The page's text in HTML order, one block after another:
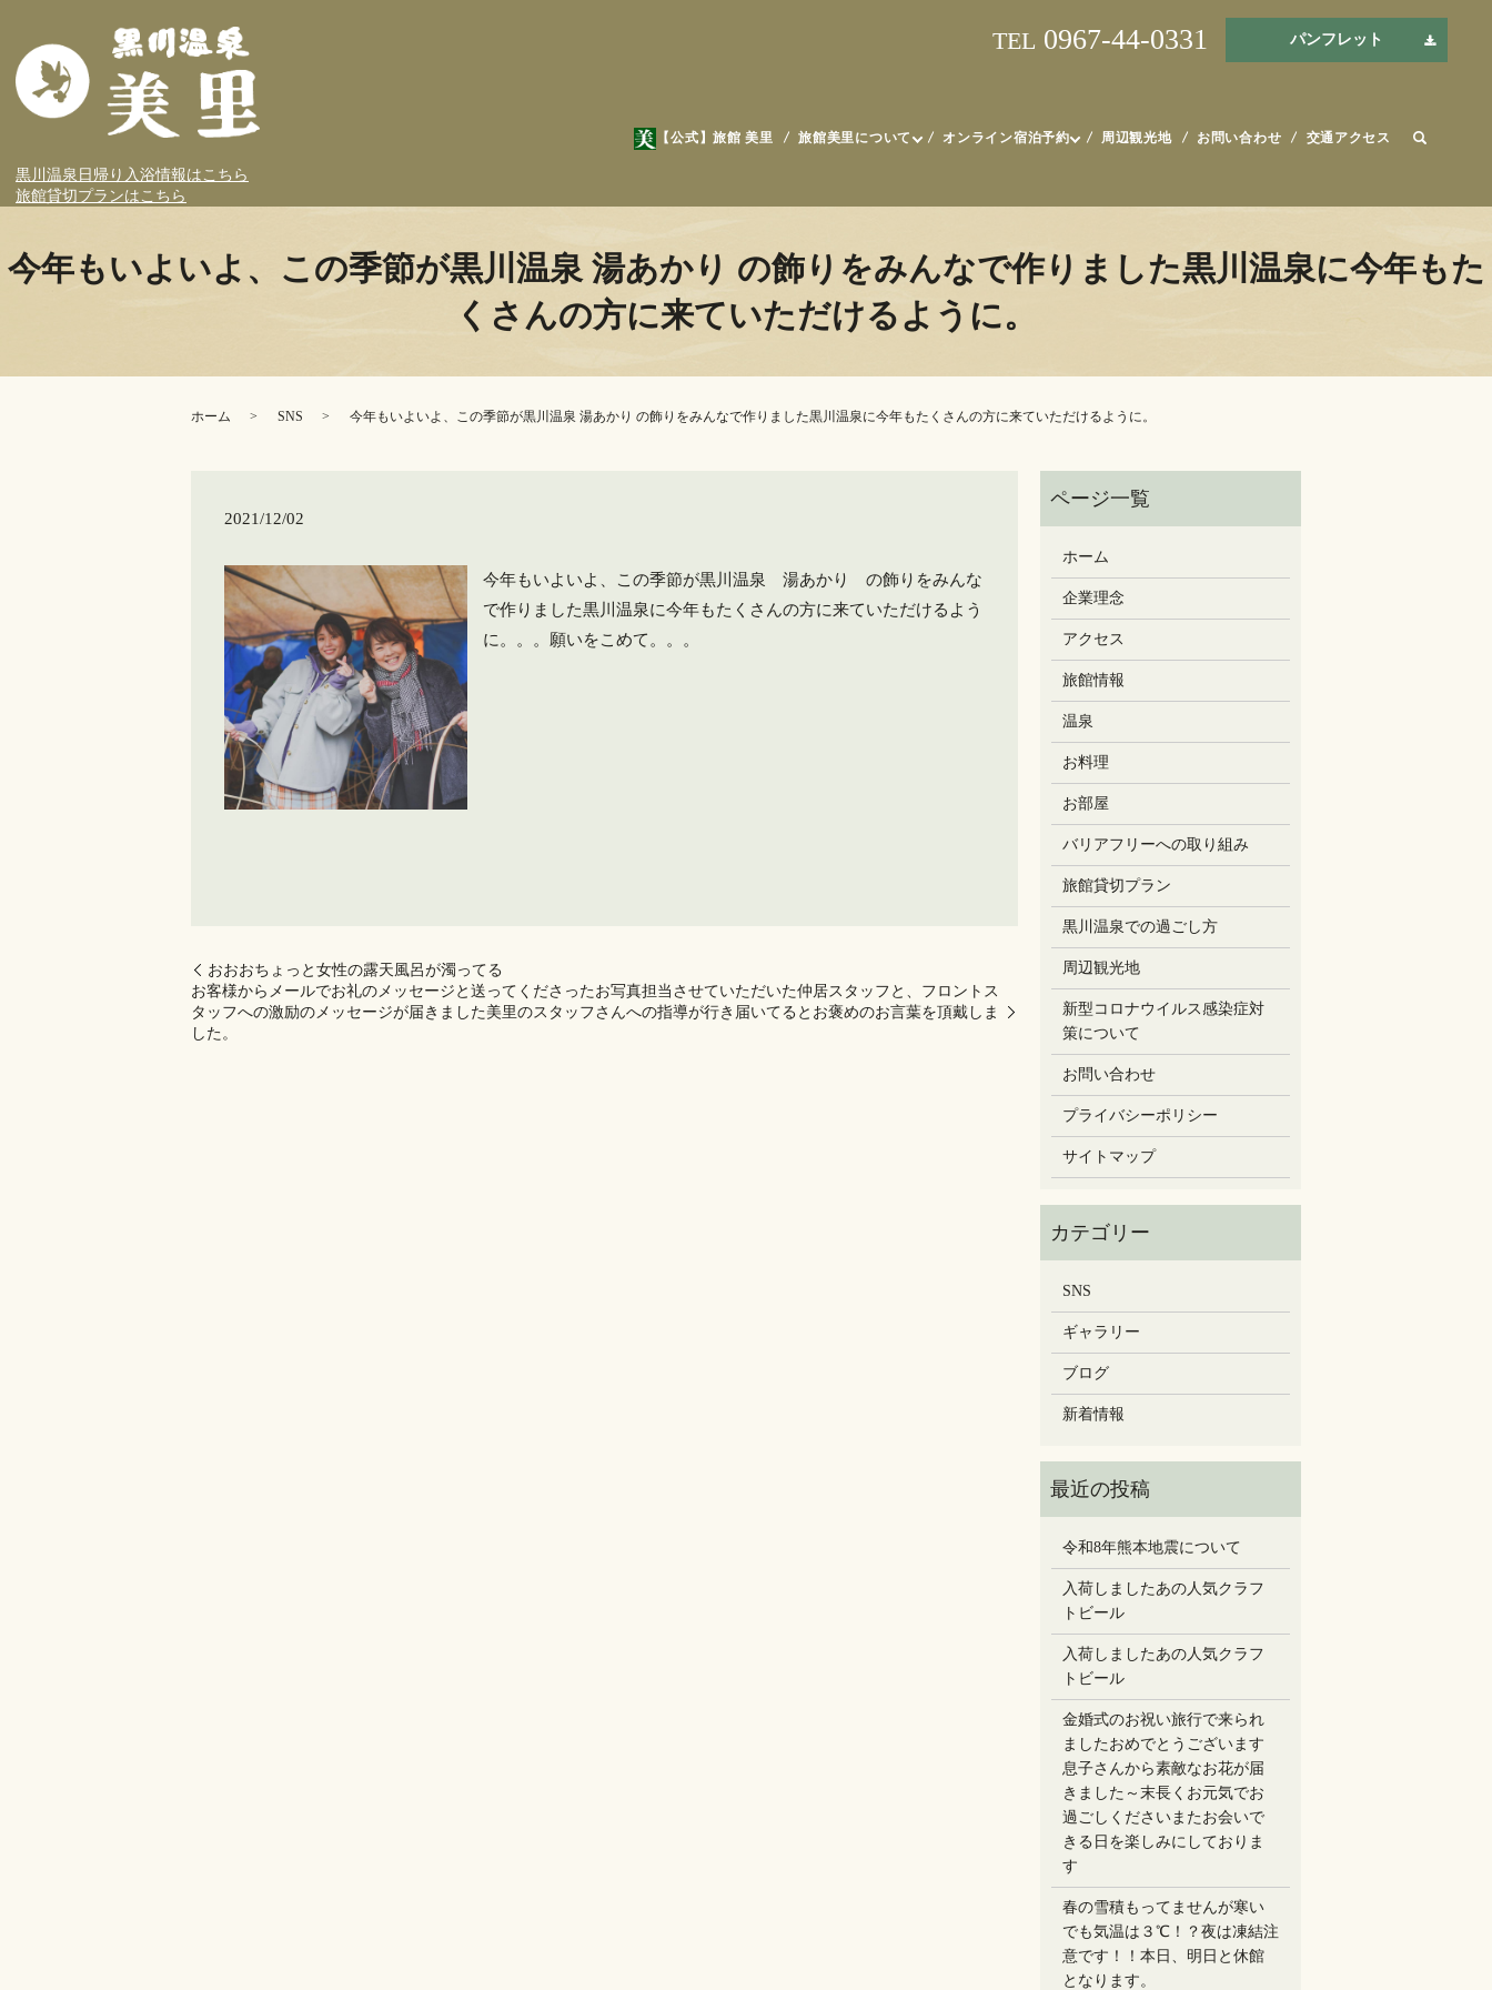
【公式】旅館 美里 旅館美里について オンライン宿泊予約 周辺観光地 お問い合わせ 交通アクセス
TEL 0967-44-0331 パンフレット
黒川温泉日帰り入浴情報はこちら
旅館貸切プランはこちら
今年もいよいよ、この季節が黒川温泉 湯あかり の飾りをみんなで作りました黒川温泉に今年もた
くさんの方に来ていただけるように。
ホーム SNS 今年もいよいよ、この季節が黒川温泉 湯あかり の飾りをみんなで作りました黒川温泉に今年もたくさんの方に来ていただけるように。
2021/12/02
今年もいよいよ、この季節が黒川温泉 湯あかり の飾りをみんな
で作りました黒川温泉に今年もたくさんの方に来ていただけるよう
に。。。願いをこめて。。。
おおお️ちょっと女性の露天風呂が濁ってる️
お客様からメールでお礼のメッセージと送ってくださったお写真️担当させていただいた仲居スタッフと、フロントス
タッフへの激励のメッセージが届きました美里のスタッフさんへの指導が行き届いてるとお褒めのお言葉を頂戴しま
した。
ホーム
企業理念
アクセス
旅館情報
温泉
お料理
お部屋
バリアフリーへの取り組み
旅館貸切プラン
黒川温泉での過ごし方
周辺観光地
新型コロナウイルス感染症対
策について
お問い合わせ
プライバシーポリシー
サイトマップ
SNS
ギャラリー
ブログ
新着情報
令和8年熊本地震について
入荷しましたあの人気クラフ
トビール
入荷しましたあの人気クラフ
トビール
金婚式のお祝い旅行で来られ
ましたおめでとうございます
息子さんから素敵なお花が届
きました～末長くお元気でお
過ごしください️またお会いで
きる日を楽しみにしておりま
す
春の雪積もってませんが寒い
でも気温は３℃！？夜は凍結注
意です！！本日、明日と休館
となります。